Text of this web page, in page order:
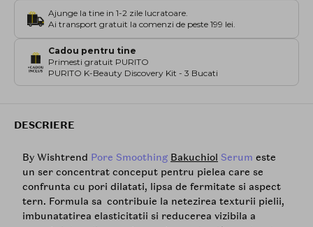
Ajunge la tine in 1-2 zile lucratoare.
Ai transport gratuit la comenzi de peste 199 lei.
Cadou pentru tine
Primesti gratuit PURITO
PURITO K-Beauty Discovery Kit - 3 Bucati
DESCRIERE
By Wishtrend Pore Smoothing Bakuchiol Serum este
un ser concentrat conceput pentru pielea care se
confrunta cu pori dilatati, lipsa de fermitate si aspect
tern. Formula sa contribuie la netezirea texturii pielii,
imbunatatirea elasticitatii si reducerea vizibila a